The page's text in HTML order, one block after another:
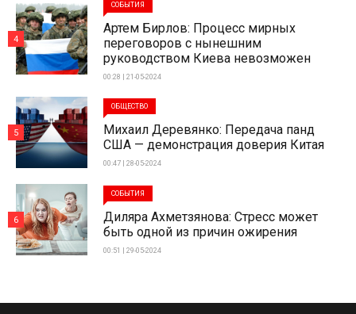
СОБЫТИЯ
Артем Бирлов: Процесс мирных
переговоров с нынешним
руководством Киева невозможен
00:28 | 21-05-2024
4
ОБЩЕСТВО
Михаил Деревянко: Передача панд
США — демонстрация доверия Китая
00:47 | 28-05-2024
5
СОБЫТИЯ
Диляра Ахметзянова: Стресс может
быть одной из причин ожирения
00:51 | 29-05-2024
6